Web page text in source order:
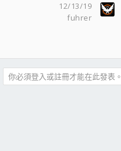
12/13/19
fuhrer
你必須登入或註冊才能在此發表。